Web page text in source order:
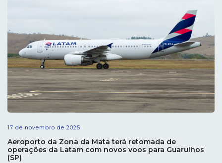
17 de novembro de 2025
Aeroporto da Zona da Mata terá retomada de
operações da Latam com novos voos para Guarulhos
(SP)